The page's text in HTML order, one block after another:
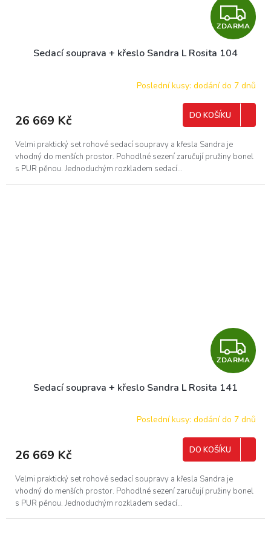
Z
D
R
ZDARMA
Sedací souprava + křeslo Sandra L Rosita 104
Poslední kusy: dodání do 7 dnů
26 669 Kč DO KOŠÍKU
Velmi praktický set rohové sedací soupravy a křesla Sandra je
vhodný do menších prostor. Pohodlné sezení zaručují pružiny bonel
s PUR pěnou. Jednoduchým rozkladem sedací...
Z
D
R
ZDARMA
Sedací souprava + křeslo Sandra L Rosita 141
Poslední kusy: dodání do 7 dnů
26 669 Kč DO KOŠÍKU
Velmi praktický set rohové sedací soupravy a křesla Sandra je
vhodný do menších prostor. Pohodlné sezení zaručují pružiny bonel
s PUR pěnou. Jednoduchým rozkladem sedací...